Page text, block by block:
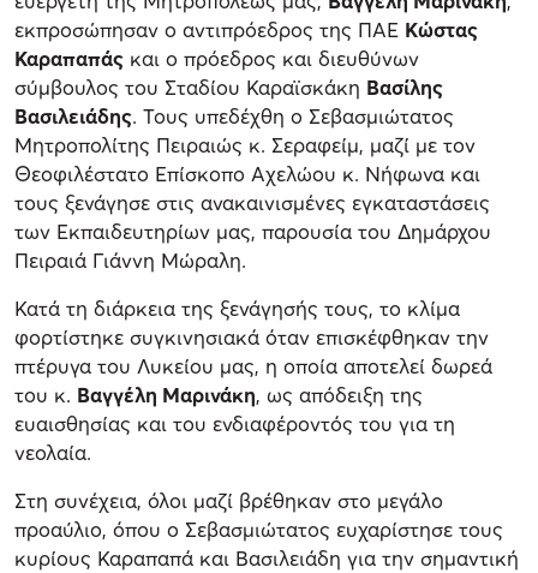
εκπροσώπησαν ο αντιπρόεδρος της ΠΑΕ Κώστας
Καραπαπάς και ο πρόεδρος και διευθύνων
σύμβουλος του Σταδίου Καραϊσκάκη Βασίλης
Βασιλειάδης. Τους υπεδέχθη ο Σεβασμιώτατος
Μητροπολίτης Πειραιώς κ. Σεραφείμ, μαζί με τον
Θεοφιλέστατο Επίσκοπο Αχελώου κ. Νήφωνα και
τους ξενάγησε στις ανακαινισμένες εγκαταστάσεις
των Εκπαιδευτηρίων μας, παρουσία του Δημάρχου
Πειραιά Γιάννη Μώραλη.
Κατά τη διάρκεια της ξενάγησής τους, το κλίμα
φορτίστηκε συγκινησιακά όταν επισκέφθηκαν την
πτέρυγα του Λυκείου μας, η οποία αποτελεί δωρεά
του κ. Βαγγέλη Μαρινάκη, ως απόδειξη της
ευαισθησίας και του ενδιαφέροντός του για τη
νεολαία.
Στη συνέχεια, όλοι μαζί βρέθηκαν στο μεγάλο
προαύλιο, όπου ο Σεβασμιώτατος ευχαρίστησε τους
κυρίους Καραπαπά και Βασιλειάδη για την σημαντική